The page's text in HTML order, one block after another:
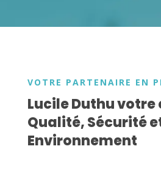
VOTRE PARTENAIRE EN
Lucile Duthu
Qualité, Sécurité
Environnement